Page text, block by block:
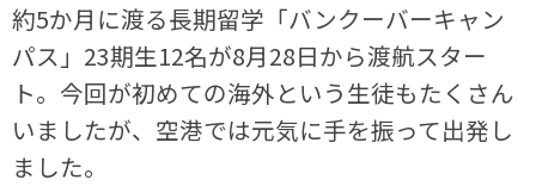
約5か月に渡る長期留学「バンクーバーキャン
パス」23期生12名が8月28日から渡航スター
ト。今回が初めての海外という生徒もたくさん
いましたが、空港では元気に手を振って出発し
ました。